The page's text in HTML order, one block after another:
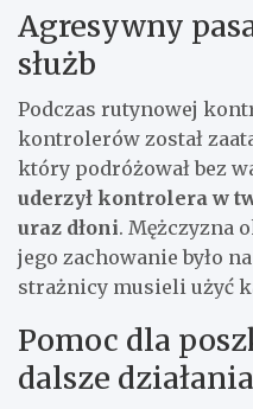
Agresywny
służb
Podczas rutynowej
kontrolerów został
który podróżował bez
uderzył kontrolera w
uraz dłoni. Mężczyzna
jego zachowanie było
strażnicy musieli użyć
Pomoc dla
dalsze działania